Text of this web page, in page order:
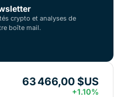
crypto et analyses de
boîte mail.
63 466,00 $US
+1.10%